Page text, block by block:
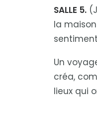
SALLE 5.
la
Un
créa,
lieux qui